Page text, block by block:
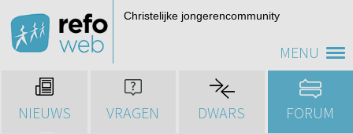
MENU
Christelijke jongerencommunity
NIEUWS VRAGEN DWARS FORUM